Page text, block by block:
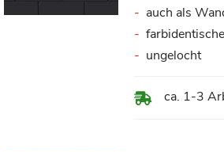
ca. 1-3
auch als
ungelocht